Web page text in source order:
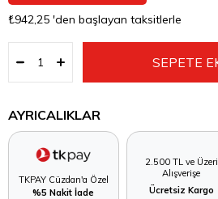
₺942,25 'den başlayan taksitlerle
AYRICALIKLAR
TKPAY Cüzdan'a Özel
%5 Nakit İade
2.500 TL ve Üzeri
Alışverişe
Ücretsiz Kargo